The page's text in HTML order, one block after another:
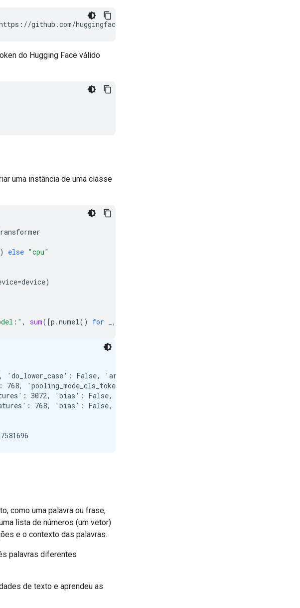
github.com/huggingface/transformers@v4.56.0-Embedding-Gemma-
do Hugging Face válido
uma instância de uma classe
else "cpu"
=device)
, sum([p .numel() for ,
False, 'architecture': 'Gemma3TextModel'})
'pooling_mode_cls_token': False, 'pooling_mode_mean_tokens':
3072, 'bias': False, 'activation_function':
768, 'bias': False, 'activation_function':
como uma palavra ou frase,
lista de números (um vetor)
e o contexto das palavras.
palavras diferentes
de texto e aprendeu as